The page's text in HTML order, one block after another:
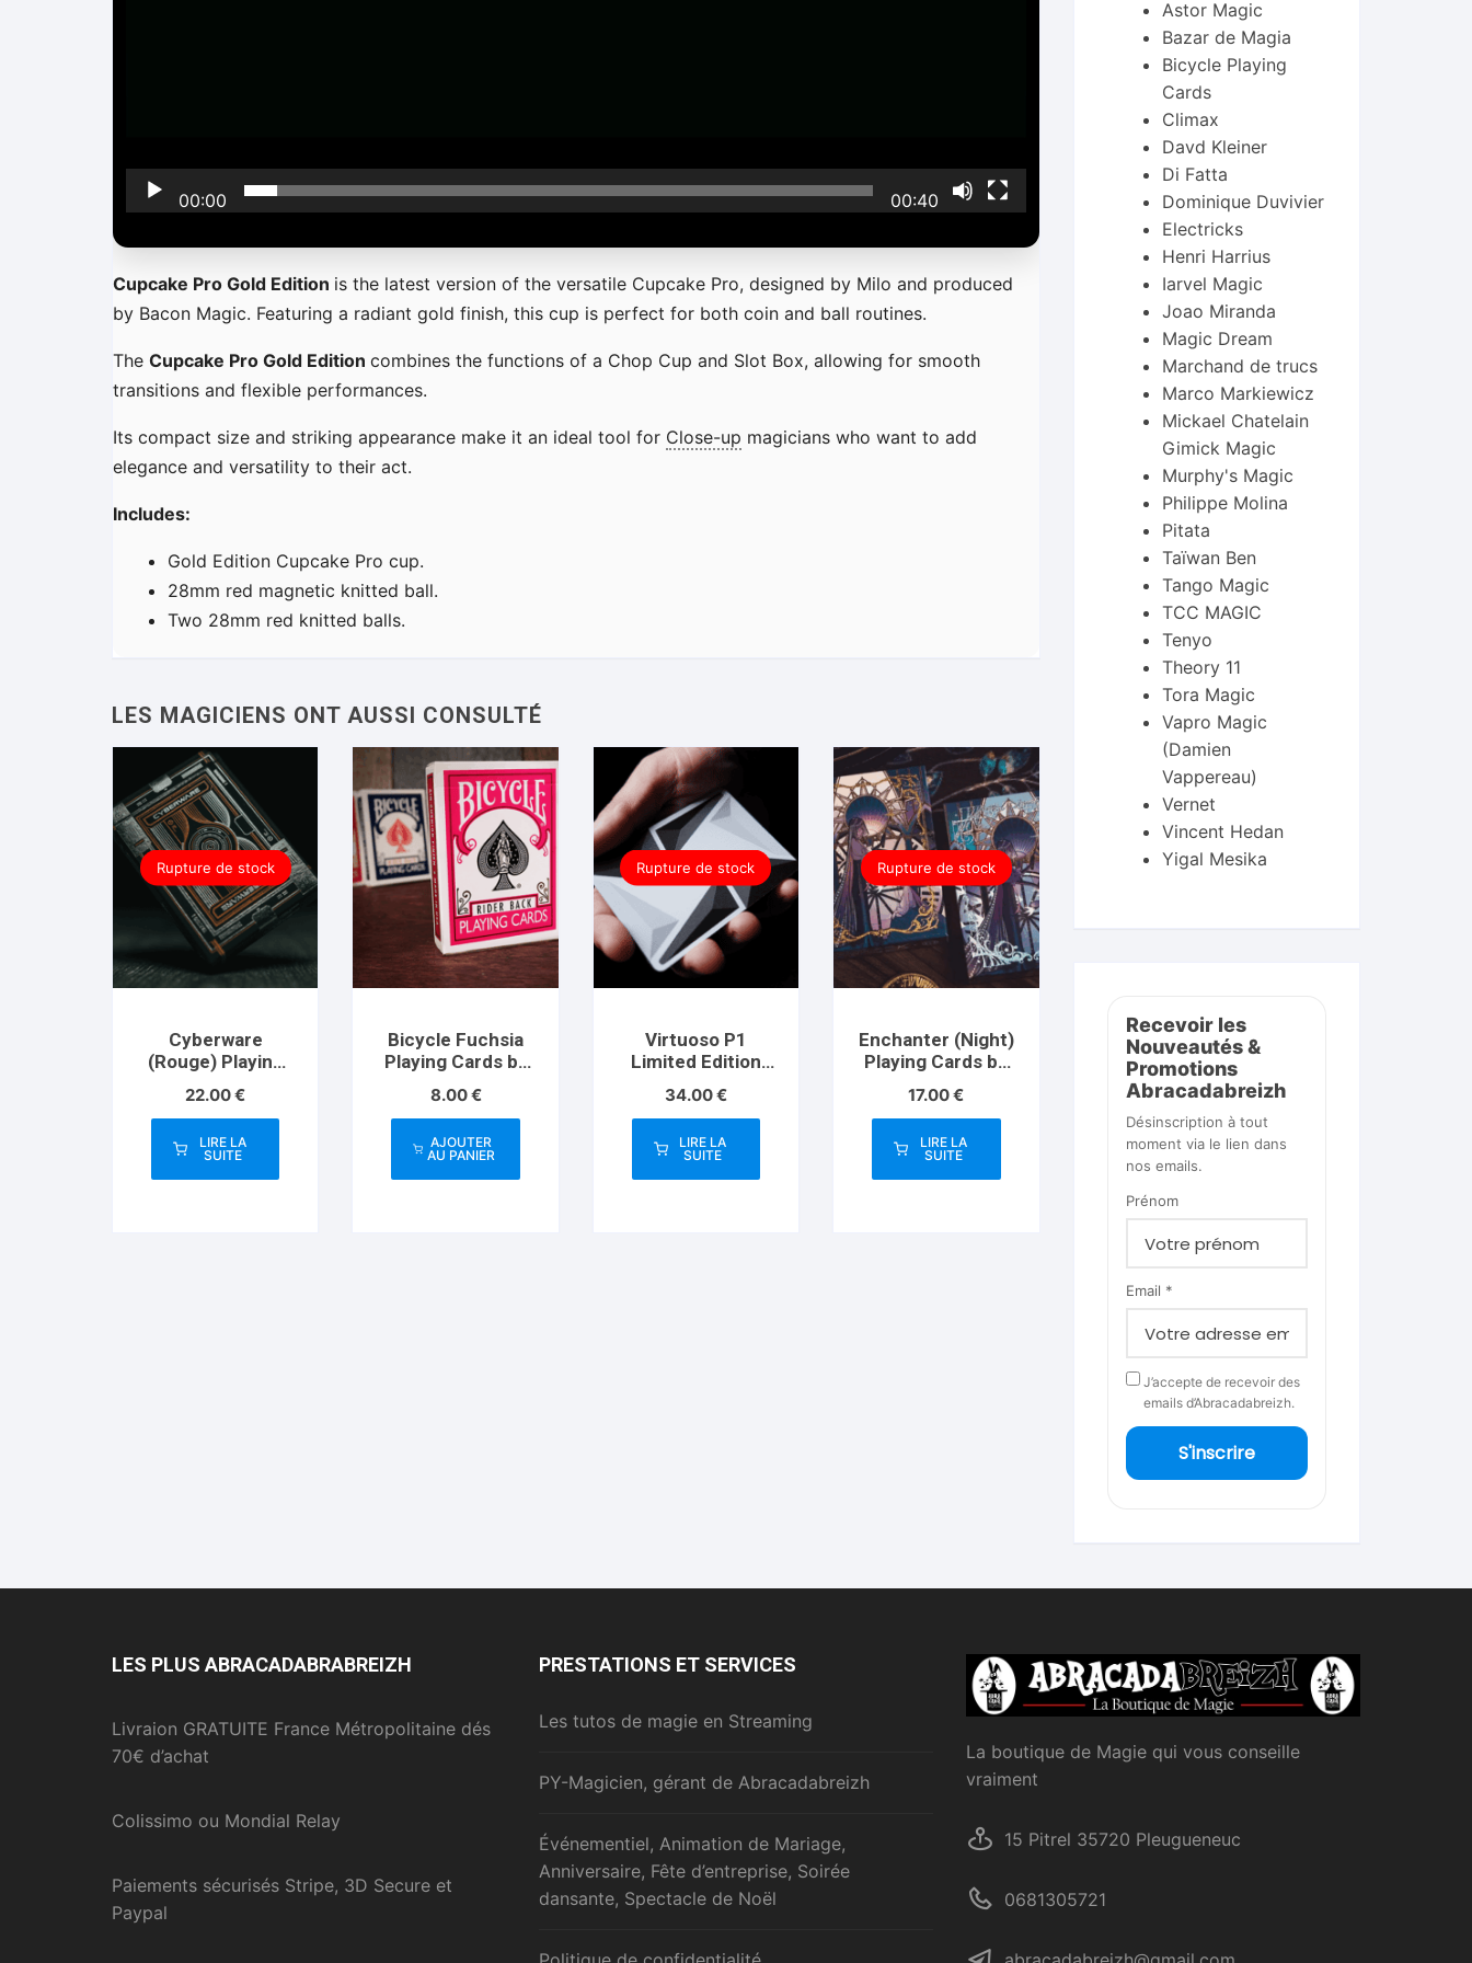
00:00 00:40
Cupcake Pro Gold Edition is the latest version of the versatile Cupcake Pro, designed by Milo and produced
by Bacon Magic. Featuring a radiant gold finish, this cup is perfect for both coin and ball routines.
The Cupcake Pro Gold Edition combines the functions of a Chop Cup and Slot Box, allowing for smooth
transitions and flexible performances.
Its compact size and striking appearance make it an ideal tool for Close-up magicians who want to add
elegance and versatility to their act.
Includes:
Gold Edition Cupcake Pro cup.
28mm red magnetic knitted ball.
Two 28mm red knitted balls.
Rupture de stock
Cyberware
(Rouge) Playing
22.00€
LIRE LA
SUITE
Bicycle Fuchsia
Playing Cards by
Co
8.00€
AJOUTER
AU PANIER
Rupture de stock
Virtuoso P1
Limited Edition
34.00€
LIRE LA
SUITE
Rupture de stock
Enchanter (Night)
Playing Cards by
17.00€
LIRE LA
SUITE
Astor Magic
Bazar de Magia
Bicycle Playing
Cards
Climax
Davd Kleiner
Di Fatta
Dominique Duvivier
Electricks
Henri Harrius
Iarvel Magic
Joao Miranda
Magic Dream
Marchand de trucs
Marco Markiewicz
Mickael Chatelain
Gimick Magic
Murphy's Magic
Philippe Molina
Pitata
Taïwan Ben
Tango Magic
TCC MAGIC
Tenyo
Theory 11
Tora Magic
Vapro Magic
(Damien
Vappereau)
Vernet
Vincent Hedan
Yigal Mesika
Recevoir les
Nouveautés &
Promotions
Abracadabreizh
Désinscription à tout
moment via le lien dans
nos emails.
Prénom
Email *
J’accepte de recevoir des
emails d’Abracadabreizh.
S'inscrire
LES PLUS ABRACADABRABREIZH
Livraion GRATUITE France Métropolitaine dés
70€ d’achat
Colissimo ou Mondial Relay
Paiements sécurisés Stripe, 3D Secure et
Paypal
PRESTATIONS ET SERVICES
Les tutos de magie en Streaming
PY-Magicien, gérant de Abracadabreizh
Événementiel, Animation de Mariage,
Anniversaire, Fête d’entreprise, Soirée
dansante, Spectacle de Noël
La boutique de Magie qui vous conseille
vraiment
15 Pitrel 35720 Pleugueneuc
0681305721